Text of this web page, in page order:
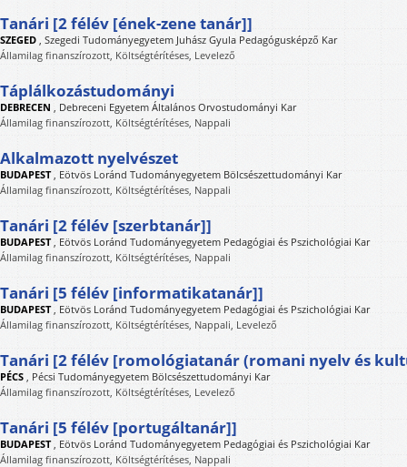
Tanári [2 félév [ének-zene tanár]]
SZEGED , Szegedi Tudományegyetem Juhász Gyula Pedagógusképző Kar
Államilag finanszírozott, Költségtérítéses, Levelező
Táplálkozástudományi
DEBRECEN , Debreceni Egyetem Általános Orvostudományi Kar
Államilag finanszírozott, Költségtérítéses, Nappali
Alkalmazott nyelvészet
BUDAPEST, Eötvös Loránd Tudományegyetem Bölcsészettudományi Kar
Államilag finanszírozott, Költségtérítéses, Nappali
Tanári [2 félév [szerbtanár]]
BUDAPEST, Eötvös Loránd Tudományegyetem Pedagógiai és Pszichológiai Kar
Államilag finanszírozott, Költségtérítéses, Nappali
Tanári [5 félév [informatikatanár]]
BUDAPEST, Eötvös Loránd Tudományegyetem Pedagógiai és Pszichológiai Kar
Államilag finanszírozott, Költségtérítéses, Nappali, Levelező
Tanári [2 félév [romológiatanár (romani nyelv és
PÉCS , Pécsi Tudományegyetem Bölcsészettudományi Kar
Államilag finanszírozott, Költségtérítéses, Levelező
Tanári [5 félév [portugáltanár]]
BUDAPEST, Eötvös Loránd Tudományegyetem Pedagógiai és Pszichológiai Kar
Államilag finanszírozott, Költségtérítéses, Nappali